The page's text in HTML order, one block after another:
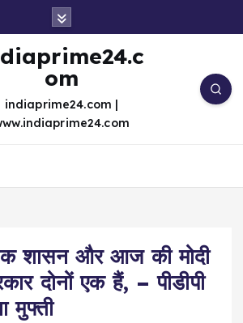
om
indiaprime24.com |
शासन और आज की मोदी
दोनों एक हैं, – पीडीपी
मुफ्ती